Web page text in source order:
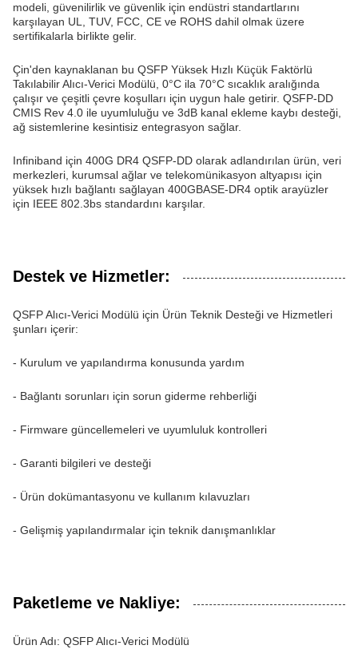
modeli, güvenilirlik ve güvenlik için endüstri standartlarını
karşılayan UL, TUV, FCC, CE ve ROHS dahil olmak üzere
sertifikalarla birlikte gelir.
Çin'den kaynaklanan bu QSFP Yüksek Hızlı Küçük Faktörlü
Takılabilir Alıcı-Verici Modülü, 0°C ila 70°C sıcaklık aralığında
çalışır ve çeşitli çevre koşulları için uygun hale getirir. QSFP-DD
CMIS Rev 4.0 ile uyumluluğu ve 3dB kanal ekleme kaybı desteği,
ağ sistemlerine kesintisiz entegrasyon sağlar.
Infiniband için 400G DR4 QSFP-DD olarak adlandırılan ürün, veri
merkezleri, kurumsal ağlar ve telekomünikasyon altyapısı için
yüksek hızlı bağlantı sağlayan 400GBASE-DR4 optik arayüzler
için IEEE 802.3bs standardını karşılar.
Destek ve Hizmetler:
QSFP Alıcı-Verici Modülü için Ürün Teknik Desteği ve Hizmetleri
şunları içerir:
- Kurulum ve yapılandırma konusunda yardım
- Bağlantı sorunları için sorun giderme rehberliği
- Firmware güncellemeleri ve uyumluluk kontrolleri
- Garanti bilgileri ve desteği
- Ürün dokümantasyonu ve kullanım kılavuzları
- Gelişmiş yapılandırmalar için teknik danışmanlıklar
Paketleme ve Nakliye:
Ürün Adı: QSFP Alıcı-Verici Modülü